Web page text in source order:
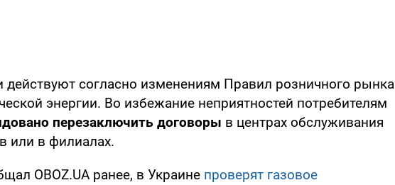
действуют согласно изменениям Правил розничного рынка
энергии. Во избежание неприятностей потребителям
перезаключить договоры в центрах обслуживания
или в филиалах.
OBOZ.UA ранее, в Украине проверят газовое